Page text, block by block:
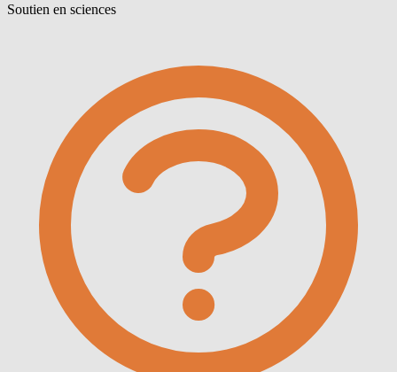
Soutien en sciences